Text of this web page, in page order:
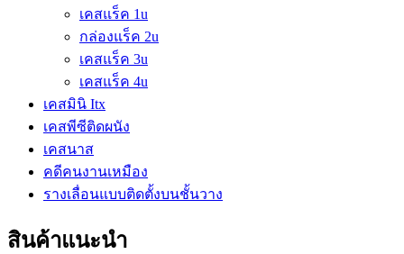
เคสแร็ค 1u
กล่องแร็ค 2u
เคสแร็ค 3u
เคสแร็ค 4u
เคสมินิ Itx
เคสพีซีติดผนัง
เคสนาส
คดีคนงานเหมือง
รางเลื่อนแบบติดตั้งบนชั้นวาง
สินค้าแนะนำ